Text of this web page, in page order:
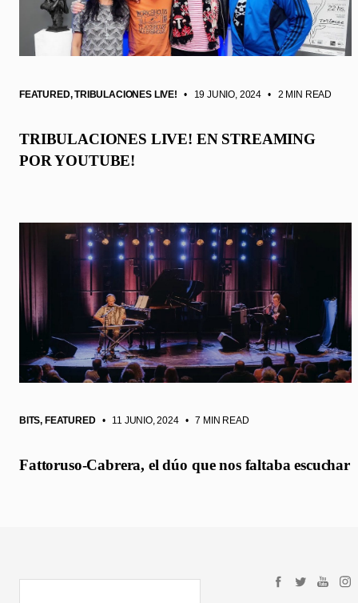
FEATURED,TRIBULACIONES LIVE! • 19 JUNIO, 2024 • 2 MIN READ
TRIBULACIONES LIVE! EN STREAMING
POR YOUTUBE!
BITS, FEATURED • 11 JUNIO, 2024 • 7 MIN READ
Fattoruso-Cabrera, el dúo que nos faltaba escuchar